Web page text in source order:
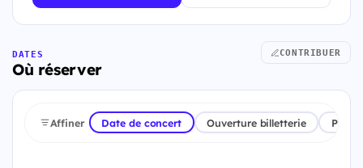
DATES
Où réserver
CONTRIBUER
Affiner Date de concert Ouverture billetterie